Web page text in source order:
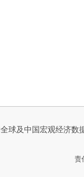
球及中国宏观经济数
责